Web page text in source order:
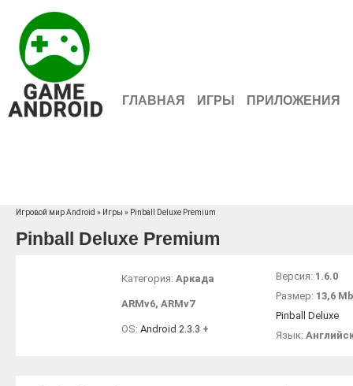
ГЛАВНАЯ ИГРЫ ПРИЛОЖЕНИЯ
Игровой мир Android » Игры » Pinball Deluxe Premium
Pinball Deluxe Premium
Категория: Аркада
ARMv6, ARMv7
OS: Android 2.3.3 +
Версия: 1.6.0
Размер: 13,6 Mb
Pinball Deluxe
Язык: